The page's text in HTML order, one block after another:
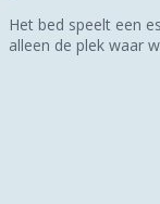
Het bed speelt een
alleen de plek waar